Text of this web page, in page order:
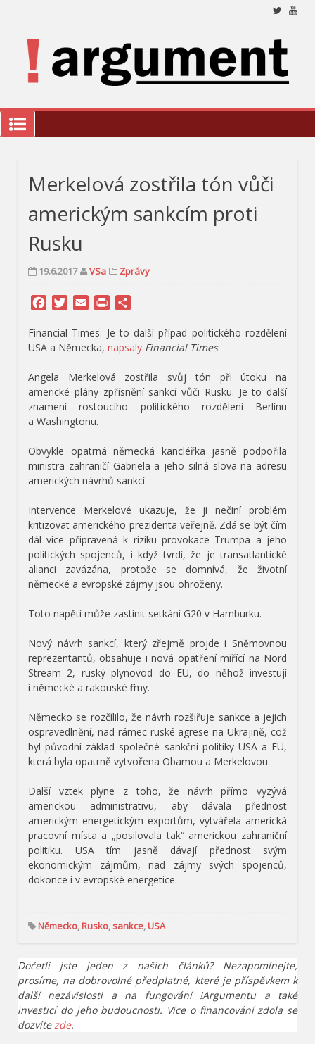
obsah
!Argument
Merkelová zostřila tón vůči
americkým sankcím proti
Rusku
19.6.2017 VSa Zprávy
Facebook
Twitter
Email Print
Financial Times. Je to další případ politického rozdělení
USA a Německa, napsaly Financial Times.
Angela Merkelová zostřila svůj tón při útoku na
americké plány zpřísnění sankcí vůči Rusku. Je to další
znamení rostoucího politického rozdělení Berlínu
a Washingtonu.
Obvykle opatrná německá kancléřka jasně podpořila
ministra zahraničí Gabriela a jeho silná slova na adresu
amerických návrhů sankcí.
Intervence Merkelové ukazuje, že ji nečiní problém
kritizovat amerického prezidenta veřejně. Zdá se být čím
dál více připravená k riziku provokace Trumpa a jeho
politických spojenců, i když tvrdí, že je transatlantické
alianci zavázána, protože se domnívá, že životní
německé a evropské zájmy jsou ohroženy.
Toto napětí může zastínit setkání G20 v Hamburku.
Nový návrh sankcí, který zřejmě projde i Sněmovnou
reprezentantů, obsahuje i nová opatření mířící na Nord
Stream 2, ruský plynovod do EU, do něhož investují
i německé a rakouské firmy.
Německo se rozčílilo, že návrh rozšiřuje sankce a jejich
ospravedlnění, nad rámec ruské agrese na Ukrajině, což
byl původní základ společné sankční politiky USA a EU,
která byla opatrně vytvořena Obamou a Merkelovou.
Další vztek plyne z toho, že návrh přímo vyzývá
americkou administrativu, aby dávala přednost
americkým energetickým exportům, vytvářela americká
pracovní místa a „posilovala tak“ americkou zahraniční
politiku. USA tím jasně dávají přednost svým
ekonomickým zájmům, nad zájmy svých spojenců,
dokonce i v evropské energetice.
Německo,Rusko,sankce,USA
Dočetli jste jeden z našich článků? Nezapomínejte,
prosíme, na dobrovolné předplatné, které je příspěvkem k
další nezávislosti a na fungování !Argumentu a také
investicí do jeho budoucnosti. Více o financování zdola se
dozvítezde.